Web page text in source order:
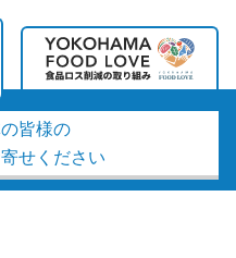
皆様の
せください